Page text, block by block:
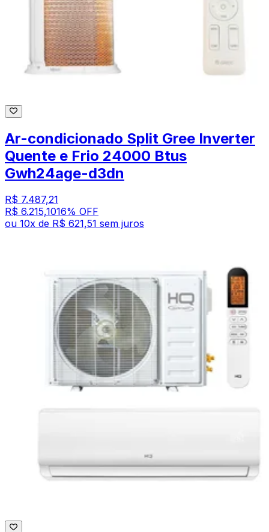
Ar-condicionado Split Gree Inverter
Quente e Frio 24000 Btus
Gwh24age-d3dn
R$ 7.487,21
R$ 6.215,1016% OFF
ou 10x de R$ 621,51 sem juros